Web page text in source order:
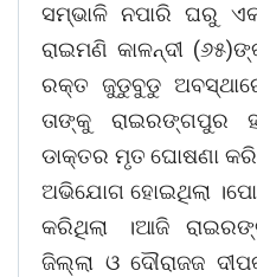
ସମ୍ଭାଳି ନପାରି ଘରୁ
ରାଇମଣି କାଳନ୍ଦୀ
ରକ୍ତ ଜୁଡୁବୁଡୁ
ତାଙ୍କୁ ରାଇରଙ୍ଗପୁର
ଡାକ୍ତର ମୃତ ଘୋଷଣା
ଅଭିଯୋଗ ହୋଇଥିଲା
କରିଥିଲା ।ଆଜି
ଜିଲ୍ଲା ଓ ଦୌରାଜଜ